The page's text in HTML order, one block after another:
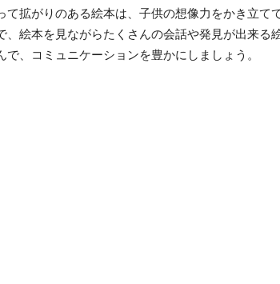
て拡がりのある絵本は、子供の想像力をかき立て
、絵本を見ながらたくさんの会話や発見が出来
で、コミュニケーションを豊かにしましょう。